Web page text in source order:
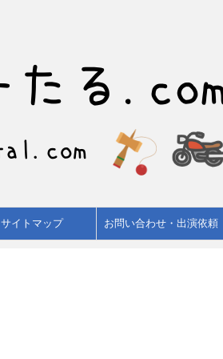
サイトマップ お問い合わせ・出演依頼